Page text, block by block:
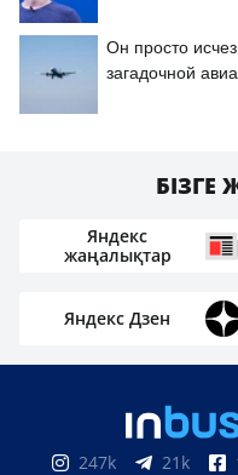
Он просто
загадочной
Яндекс
жаңалықтар
Яндекс Дзен
247k 21k